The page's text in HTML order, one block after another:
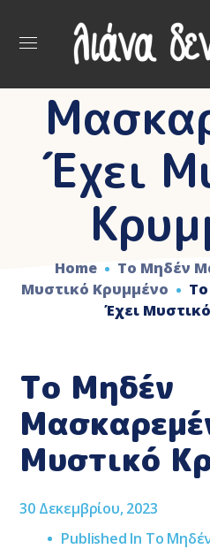
Το
Έχει
Home
Το Μηδέν
Μυστικό Κρυμμένο
Έχει
Το Μηδέν
Μυστικό
30 Δεκεμβρίου, 2023
Published In Το